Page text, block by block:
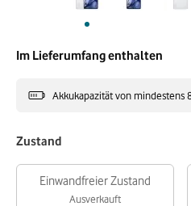
Im Lieferumfang enthalten
Akkukapazität von mindestens
Zustand
Einwandfreier Zustand
Ausverkauft